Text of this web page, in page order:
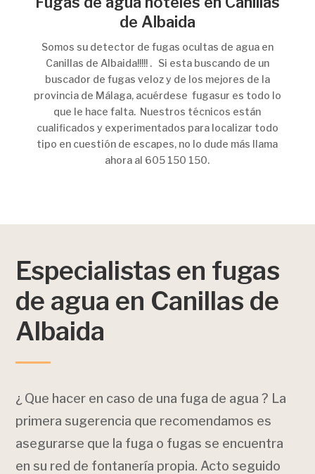
de Albaida
Somos su detector de fugas ocultas de agua en
Canillas de Albaida!!!!! . Si esta buscando de un
buscador de fugas veloz y de los mejores de la
provincia de Málaga, acuérdese fugasur es todo lo
que le hace falta. Nuestros técnicos están
cualificados y experimentados para localizar todo
tipo en cuestión de escapes, no lo dude más llama
ahora al 605 150 150.
Especialistas en fugas
de agua en Canillas de
Albaida
¿ Que hacer en caso de una fuga de agua ? La
primera sugerencia que recomendamos es
asegurarse que la fuga o fugas se encuentra
en su red de fontanería propia. Acto seguido